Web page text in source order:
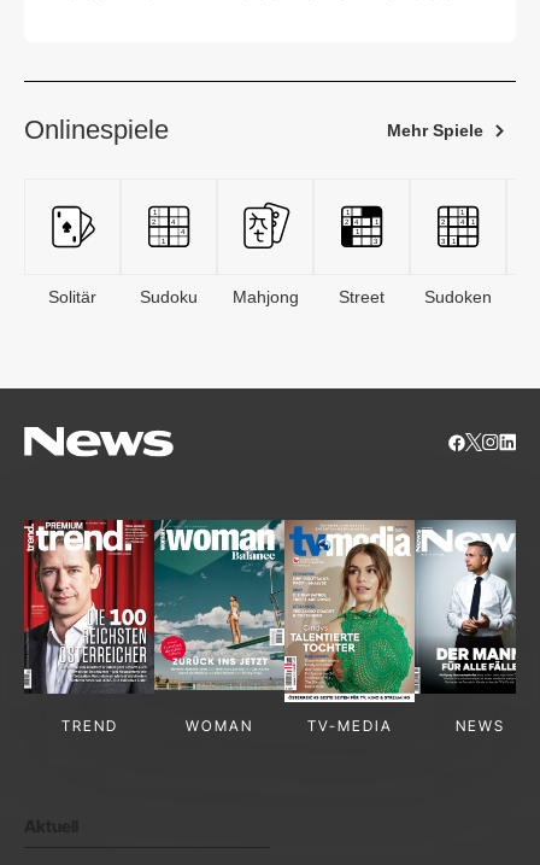
Onlinespiele Mehr Spiele
Solitär Sudoku Mahjong Street Sudoken
TREND WOMAN TV-MEDIA NEWS